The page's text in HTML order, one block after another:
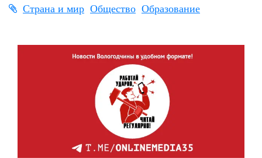
Страна и мир Общество Образование